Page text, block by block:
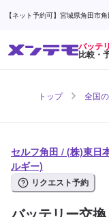
【ネット予約可】宮城県角田市
バッテ
比較・
トップ 全国
セルフ角田 / (株)東日
ルギー)
リクエスト予約